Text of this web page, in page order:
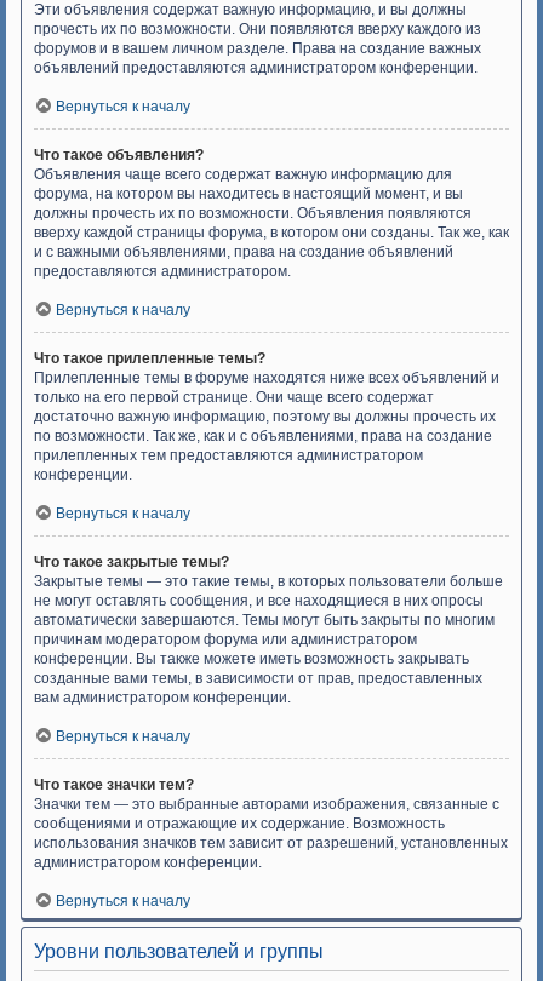
Эти объявления содержат важную информацию, и вы должны
прочесть их по возможности. Они появляются вверху каждого из
форумов и в вашем личном разделе. Права на создание важных
объявлений предоставляются администратором конференции.
Вернуться к началу
Что такое объявления?
Объявления чаще всего содержат важную информацию для
форума, на котором вы находитесь в настоящий момент, и вы
должны прочесть их по возможности. Объявления появляются
вверху каждой страницы форума, в котором они созданы. Так же, как
и с важными объявлениями, права на создание объявлений
предоставляются администратором.
Вернуться к началу
Что такое прилепленные темы?
Прилепленные темы в форуме находятся ниже всех объявлений и
только на его первой странице. Они чаще всего содержат
достаточно важную информацию, поэтому вы должны прочесть их
по возможности. Так же, как и с объявлениями, права на создание
прилепленных тем предоставляются администратором
конференции.
Вернуться к началу
Что такое закрытые темы?
Закрытые темы — это такие темы, в которых пользователи больше
не могут оставлять сообщения, и все находящиеся в них опросы
автоматически завершаются. Темы могут быть закрыты по многим
причинам модератором форума или администратором
конференции. Вы также можете иметь возможность закрывать
созданные вами темы, в зависимости от прав, предоставленных
вам администратором конференции.
Вернуться к началу
Что такое значки тем?
Значки тем — это выбранные авторами изображения, связанные с
сообщениями и отражающие их содержание. Возможность
использования значков тем зависит от разрешений, установленных
администратором конференции.
Вернуться к началу
Уровни пользователей и группы